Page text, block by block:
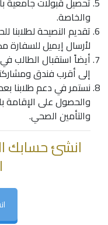
والخاصة.
تقديم النصيحة لطلابنا
لأرسال إيميل للسفارة
أيضاً استقبال الطالب
إلى أقرب فندق
نستمر في دعم طلابنا
والحصول على الإقامة
والتأمين الصحي.
انشئ حسابك